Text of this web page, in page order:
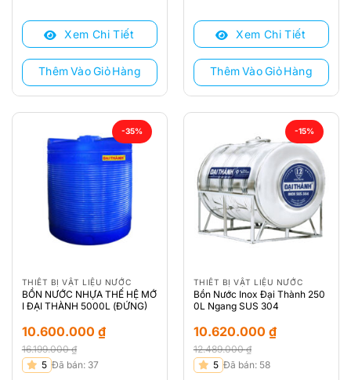
là:
9.519.000 ₫.
tại
9.150.000 ₫.
Xem Chi Tiết
Thêm Vào Giỏ Hàng
là:
12.009.000 ₫.
tại
10.210.000 ₫.
Xem Chi Tiết
Thêm Vào Giỏ Hàng
-35%
THIẾT BỊ VẬT LIỆU NƯỚC
BỒN NƯỚC NHỰA THẾ HỆ MỚ
I ĐẠI THÀNH 5000L (ĐỨNG)
16.199.000₫
Giá
10.600.000 ₫
Giá 5 Đã bán: 37
-15%
THIẾT BỊ VẬT LIỆU NƯỚC
Bồn Nước Inox Đại Thành 250
0L Ngang SUS 304
12.489.000₫
Giá
10.620.000 ₫
Giá 5 Đã bán: 58